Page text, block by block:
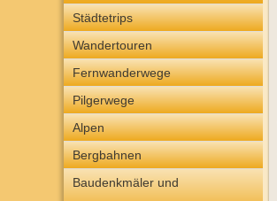
Städtetrips
Wandertouren
Fernwanderwege
Pilgerwege
Alpen
Bergbahnen
Baudenkmäler und